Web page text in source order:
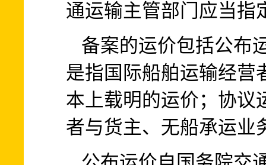
通运输主管部门应当指
备案的运价包括公布
是指国际船舶运输经营
本上载明的运价；协议
者与货主、无船承运业